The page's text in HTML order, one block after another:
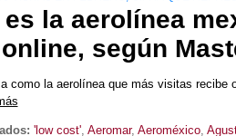
la aerolínea
según
como la aerolínea que más visitas recibe
'low cost', Aeromar, Aeroméxico,